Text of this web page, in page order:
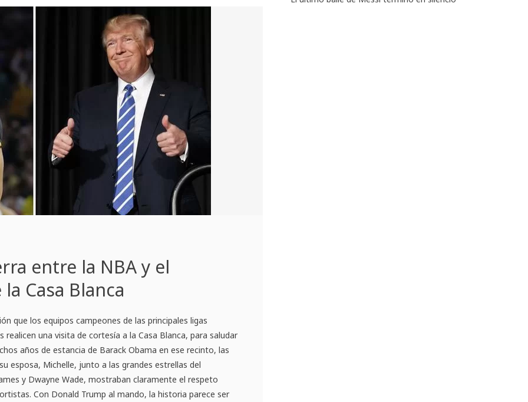
entre la NBA y el
Casa Blanca
que los equipos campeones de las principales ligas
realicen una visita de cortesía a la Casa Blanca, para saludar
años de estancia de Barack Obama en ese recinto, las
esposa, Michelle, junto a las grandes estrellas del
y Dwayne Wade, mostraban claramente el respeto
Con Donald Trump al mando, la historia parece ser